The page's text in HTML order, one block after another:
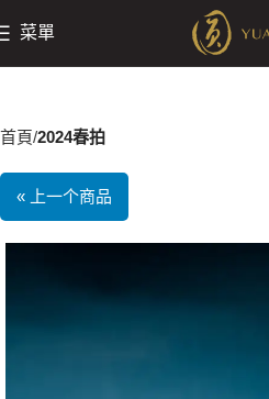
菜單
首頁 2024春拍
« 上一个商品